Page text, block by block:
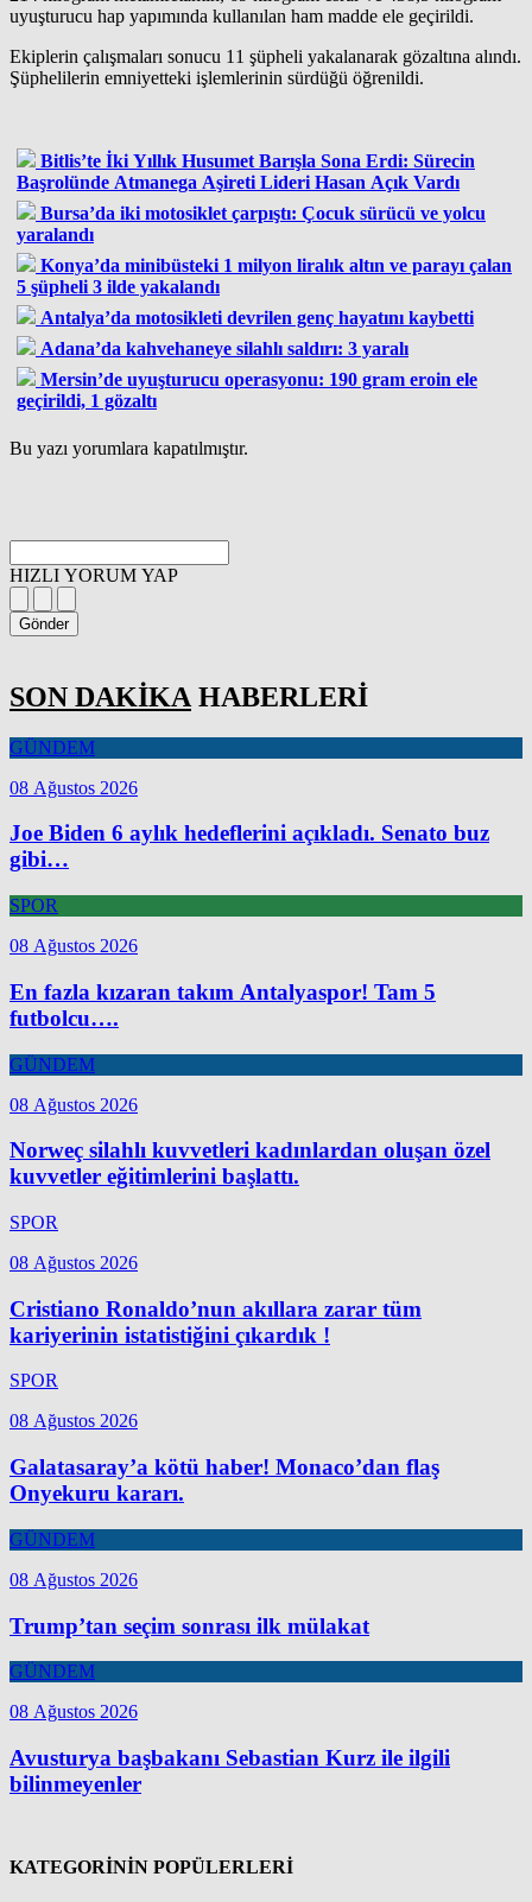
uyuşturucu hap yapımında kullanılan ham madde ele geçirildi.
Ekiplerin çalışmaları sonucu 11 şüpheli yakalanarak gözaltına alındı.
Şüphelilerin emniyetteki işlemlerinin sürdüğü öğrenildi.
Bitlis’te İki Yıllık Husumet Barışla Sona Erdi: Sürecin
Başrolünde Atmanega Aşireti Lideri Hasan Açık Vardı
Bursa’da iki motosiklet çarpıştı: Çocuk sürücü ve yolcu
yaralandı
Konya’da minibüsteki 1 milyon liralık altın ve parayı çalan
5 şüpheli 3 ilde yakalandı
Antalya’da motosikleti devrilen genç hayatını kaybetti
Adana’da kahvehaneye silahlı saldırı: 3 yaralı
Mersin’de uyuşturucu operasyonu: 190 gram eroin ele
geçirildi, 1 gözaltı
Bu yazı yorumlara kapatılmıştır.
HIZLI YORUM YAP
Gönder
SON DAKİKA HABERLERİ
GÜNDEM
08 Ağustos 2026
Joe Biden 6 aylık hedeflerini açıkladı. Senato buz
gibi…
SPOR
08 Ağustos 2026
En fazla kızaran takım Antalyaspor! Tam 5
futbolcu….
GÜNDEM
08 Ağustos 2026
Norweç silahlı kuvvetleri kadınlardan oluşan özel
kuvvetler eğitimlerini başlattı.
SPOR
08 Ağustos 2026
Cristiano Ronaldo’nun akıllara zarar tüm
kariyerinin istatistiğini çıkardık !
SPOR
08 Ağustos 2026
Galatasaray’a kötü haber! Monaco’dan flaş
Onyekuru kararı.
GÜNDEM
08 Ağustos 2026
Trump’tan seçim sonrası ilk mülakat
GÜNDEM
08 Ağustos 2026
Avusturya başbakanı Sebastian Kurz ile ilgili
bilinmeyenler
KATEGORİNİN POPÜLERLERİ